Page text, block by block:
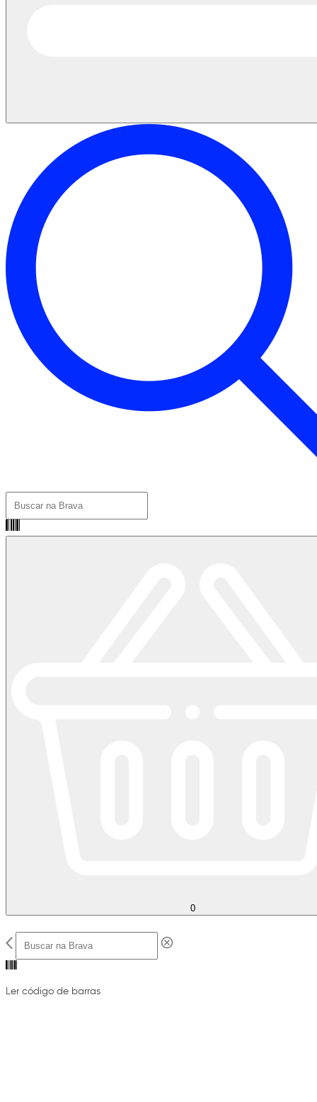
0
Ler código de barras